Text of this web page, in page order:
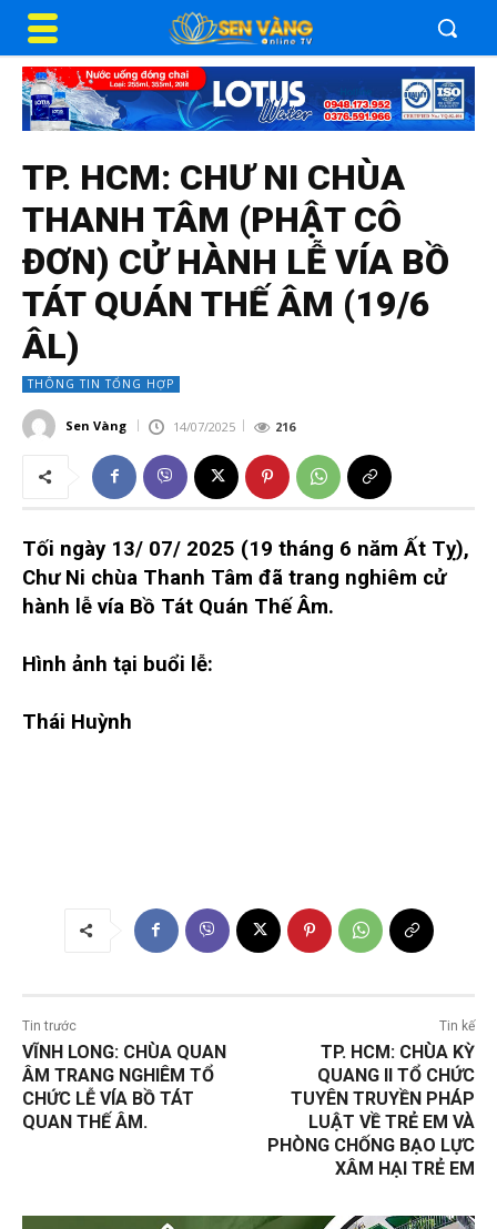
TP. HCM: CHƯ NI CHÙA
THANH TÂM (PHẬT CÔ
ĐƠN) CỬ HÀNH LỄ VÍA BỒ
TÁT QUÁN THẾ ÂM (19/6
ÂL)
THÔNG TIN TỔNG HỢP
Sen Vàng 14/07/2025 216
Tối ngày 13/ 07/ 2025 (19 tháng 6 năm Ất Tỵ),
Chư Ni chùa Thanh Tâm đã trang nghiêm cử
hành lễ vía Bồ Tát Quán Thế Âm.
Hình ảnh tại buổi lễ:
Thái Huỳnh
Tin trước
VĨNH LONG: CHÙA QUAN
ÂM TRANG NGHIÊM TỔ
CHỨC LỄ VÍA BỒ TÁT
QUAN THẾ ÂM.
Tin kế
TP. HCM: CHÙA KỲ
QUANG II TỔ CHỨC
TUYÊN TRUYỀN PHÁP
LUẬT VỀ TRẺ EM VÀ
PHÒNG CHỐNG BẠO LỰC
XÂM HẠI TRẺ EM